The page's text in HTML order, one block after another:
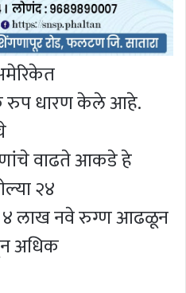
रुप धारण केले आहे.
वाढते आकडे हे
२४
४ लाख नवे रुग्ण आढळून
अधिक